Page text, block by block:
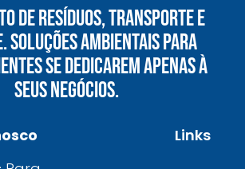
bilionárias esperando para
de gestão de resíduos
fazer para garantir segurança
legal no Brasil
protege o meio ambiente e
legal no Brasil
De Resíduos, Transporte E
Soluções Ambientais Para
Se Dedicarem Apenas À
Seus Negócios.
Links